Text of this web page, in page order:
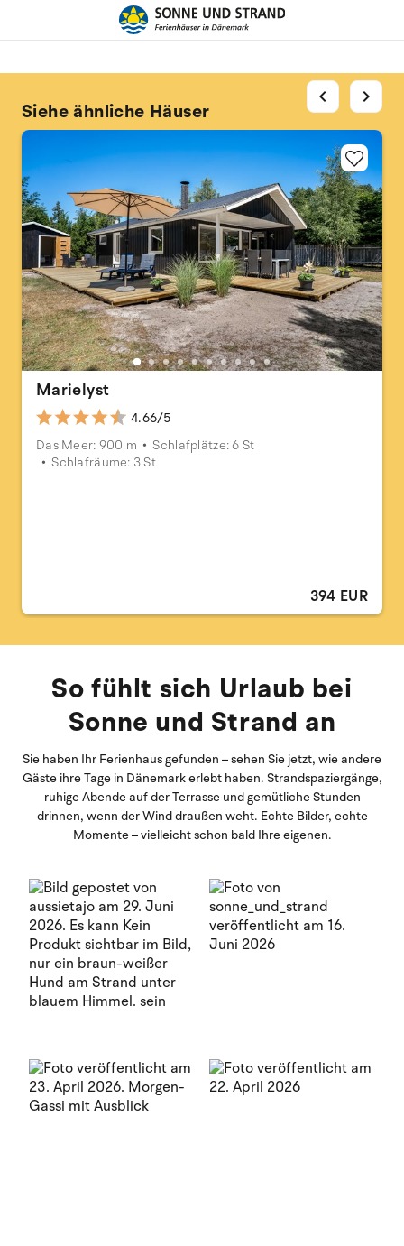
Siehe ähnliche Häuser
Marielyst
4.66/5
Das Meer: 900 m
Schlafplätze: 6 St
Schlafräume: 3 St
394 EUR
chevron_left chevron_right
So fühlt sich Urlaub bei
Sonne und Strand an
Sie haben Ihr Ferienhaus gefunden – sehen Sie jetzt, wie andere
Gäste ihre Tage in Dänemark erlebt haben. Strandspaziergänge,
ruhige Abende auf der Terrasse und gemütliche Stunden
drinnen, wenn der Wind draußen weht. Echte Bilder, echte
Momente – vielleicht schon bald Ihre eigenen.